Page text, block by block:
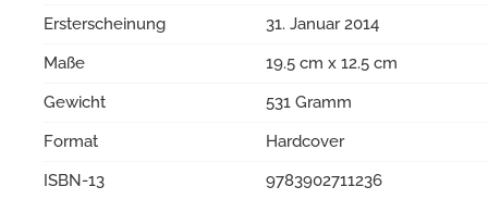
Ersterscheinung
31. Januar 2014
Maße
19.5 cm x 12.5 cm
Gewicht
531 Gramm
Format
Hardcover
ISBN-13
9783902711236